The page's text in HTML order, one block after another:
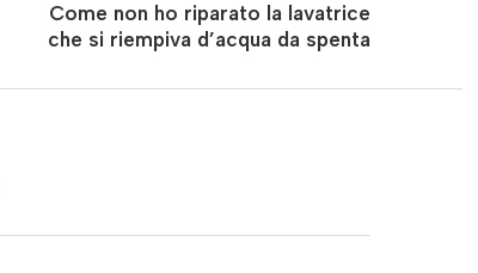
Come non ho riparato la lavatrice
che si riempiva d’acqua da spenta